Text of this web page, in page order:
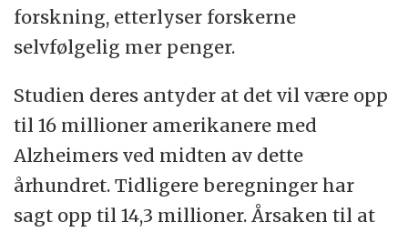
forskning, etterlyser forskerne
selvfølgelig mer penger.
Studien deres antyder at det vil være opp
til 16 millioner amerikanere med
Alzheimers ved midten av dette
århundret. Tidligere beregninger har
sagt opp til 14,3 millioner. Årsaken til at